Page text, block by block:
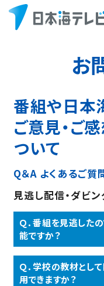
お
番組や日本
ご意見・ご
ついて
Q＆A よくあるご質
見逃し配信・ダビ
Ｑ．番組を見逃した
能ですか？
Ｑ．学校の教材とし
用できますか？